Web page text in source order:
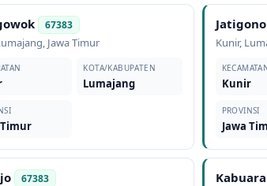
67383
, Jawa Timur
KOTA/KABUPATEN
Lumajang
Timur
Jatigono
Kunir,
Kunir
PROVINSI
Jawa
67383